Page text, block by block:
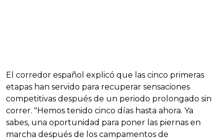
El corredor español explicó que las cinco primeras
etapas han servido para recuperar sensaciones
competitivas después de un periodo prolongado sin
correr. "Hemos tenido cinco días hasta ahora. Ya
sabes, una oportunidad para poner las piernas en
marcha después de los campamentos de